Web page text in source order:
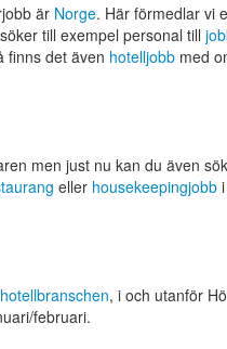
är Norge. Här förmedlar vi
till exempel personal till
finns det även hotelljobb med
men just nu kan du även
eller housekeepingjobb
, i och utanför
februari.